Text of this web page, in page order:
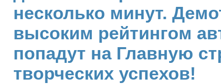
несколько минут.
высоким рейтингом
попадут на Главную
творческих успехов!